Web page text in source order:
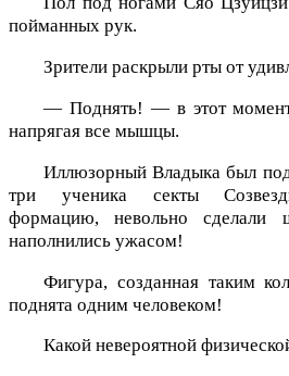
пойманных рук.
Зрители раскрыли рты от
— Поднять! — в этот
напрягая все мышцы.
Иллюзорный Владыка был
три ученика секты
формацию, невольно сделали
наполнились ужасом!
Фигура, созданная таким
поднята одним человеком!
Какой невероятной